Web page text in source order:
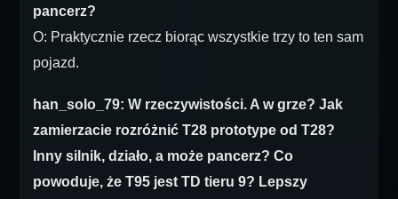
pancerz?
O: Praktycznie rzecz biorąc wszystkie trzy to ten sam
pojazd.
han_solo_79: W rzeczywistości. A w grze? Jak
zamierzacie rozróżnić T28 prototype od T28?
Inny silnik, działo, a może pancerz? Co
powoduje, że T95 jest TD tieru 9? Lepszy